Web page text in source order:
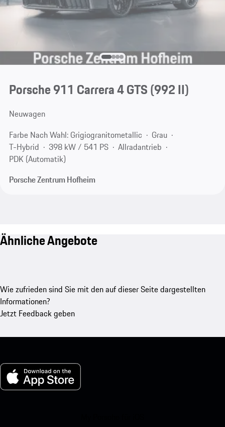
Porsche 911 Carrera 4 GTS(992 II)
Neuwagen
Farbe Nach Wahl: Grigiogranitometallic
Grau
T-Hybrid
398 kW / 541 PS
Allradantrieb
PDK (Automatik)
Porsche Zentrum Hofheim
Ähnliche Angebote
Wie zufrieden sind Sie mit den auf dieser Seite dargestellten
Informationen?
Jetzt Feedback geben